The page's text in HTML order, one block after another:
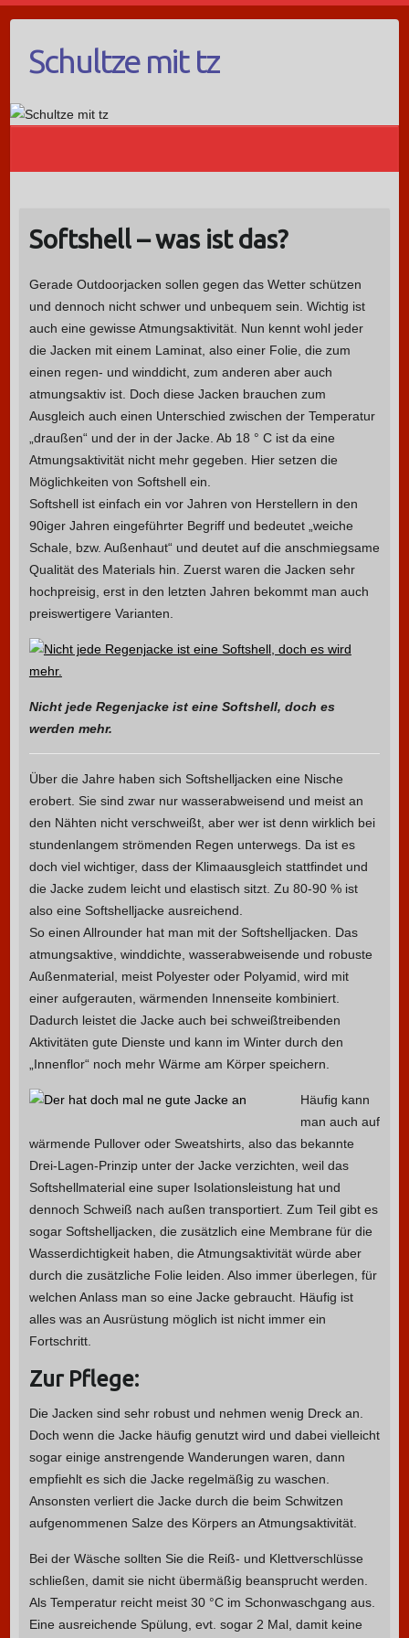
Schultze mit tz
Softshell – was ist das?
Gerade Outdoorjacken sollen gegen das Wetter schützen
und dennoch nicht schwer und unbequem sein. Wichtig ist
auch eine gewisse Atmungsaktivität. Nun kennt wohl jeder
die Jacken mit einem Laminat, also einer Folie, die zum
einen regen- und winddicht, zum anderen aber auch
atmungsaktiv ist. Doch diese Jacken brauchen zum
Ausgleich auch einen Unterschied zwischen der Temperatur
„draußen“ und der in der Jacke. Ab 18 ° C ist da eine
Atmungsaktivität nicht mehr gegeben. Hier setzen die
Möglichkeiten von Softshell ein.
Softshell ist einfach ein vor Jahren von Herstellern in den
90iger Jahren eingeführter Begriff und bedeutet „weiche
Schale, bzw. Außenhaut“ und deutet auf die anschmiegsame
Qualität des Materials hin. Zuerst waren die Jacken sehr
hochpreisig, erst in den letzten Jahren bekommt man auch
preiswertigere Varianten.
Nicht jede Regenjacke ist eine Softshell, doch es
werden mehr.
Über die Jahre haben sich Softshelljacken eine Nische
erobert. Sie sind zwar nur wasserabweisend und meist an
den Nähten nicht verschweißt, aber wer ist denn wirklich bei
stundenlangem strömenden Regen unterwegs. Da ist es
doch viel wichtiger, dass der Klimaausgleich stattfindet und
die Jacke zudem leicht und elastisch sitzt. Zu 80-90 % ist
also eine Softshelljacke ausreichend.
So einen Allrounder hat man mit der Softshelljacken. Das
atmungsaktive, winddichte, wasserabweisende und robuste
Außenmaterial, meist Polyester oder Polyamid, wird mit
einer aufgerauten, wärmenden Innenseite kombiniert.
Dadurch leistet die Jacke auch bei schweißtreibenden
Aktivitäten gute Dienste und kann im Winter durch den
„Innenflor“ noch mehr Wärme am Körper speichern.
Häufig kann
man auch auf
wärmende Pullover oder Sweatshirts, also das bekannte
Drei-Lagen-Prinzip unter der Jacke verzichten, weil das
Softshellmaterial eine super Isolationsleistung hat und
dennoch Schweiß nach außen transportiert. Zum Teil gibt es
sogar Softshelljacken, die zusätzlich eine Membrane für die
Wasserdichtigkeit haben, die Atmungsaktivität würde aber
durch die zusätzliche Folie leiden. Also immer überlegen, für
welchen Anlass man so eine Jacke gebraucht. Häufig ist
alles was an Ausrüstung möglich ist nicht immer ein
Fortschritt.
Zur Pflege:
Die Jacken sind sehr robust und nehmen wenig Dreck an.
Doch wenn die Jacke häufig genutzt wird und dabei vielleicht
sogar einige anstrengende Wanderungen waren, dann
empfiehlt es sich die Jacke regelmäßig zu waschen.
Ansonsten verliert die Jacke durch die beim Schwitzen
aufgenommenen Salze des Körpers an Atmungsaktivität.
Bei der Wäsche sollten Sie die Reiß- und Klettverschlüsse
schließen, damit sie nicht übermäßig beansprucht werden.
Als Temperatur reicht meist 30 °C im Schonwaschgang aus.
Eine ausreichende Spülung, evt. sogar 2 Mal, damit keine